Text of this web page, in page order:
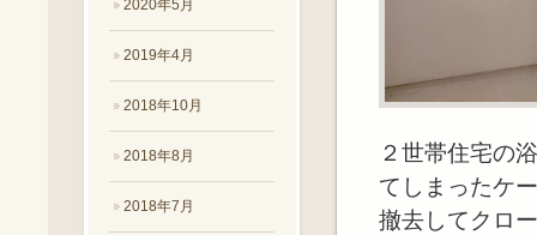
2020年5月
2019年4月
2018年10月
2018年8月
2018年7月
２世帯住宅の
てしまったケ
撤去してクロ